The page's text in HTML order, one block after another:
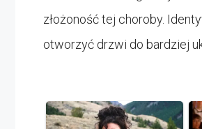
złożoność tej choroby.
otworzyć drzwi do bardziej